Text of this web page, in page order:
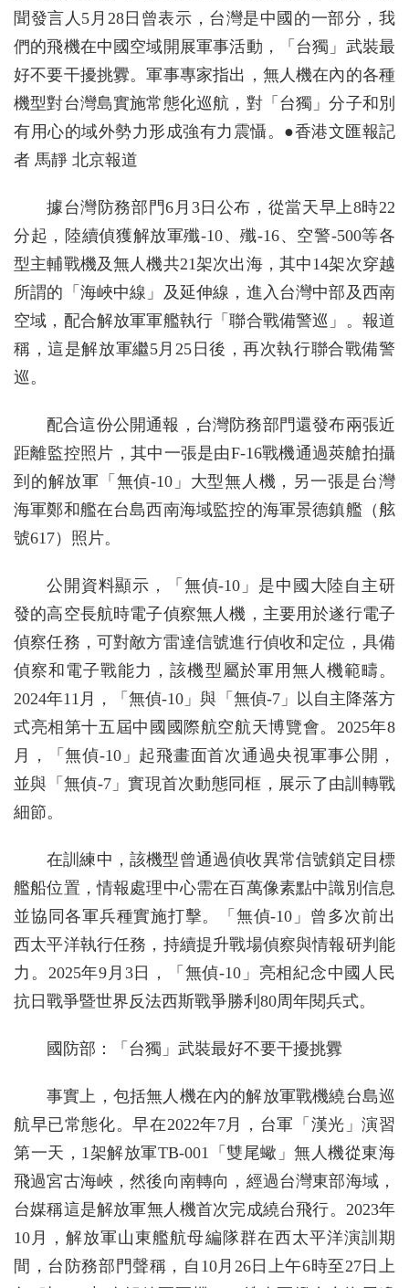
聞發言人5月28日曾表示，台灣是中國的一部分，我
們的飛機在中國空域開展軍事活動，「台獨」武裝最
好不要干擾挑釁。軍事專家指出，無人機在內的各種
機型對台灣島實施常態化巡航，對「台獨」分子和別
有用心的域外勢力形成強有力震懾。●香港文匯報記
者 馬靜 北京報道
據台灣防務部門6月3日公布，從當天早上8時22
分起，陸續偵獲解放軍殲-10、殲-16、空警-500等各
型主輔戰機及無人機共21架次出海，其中14架次穿越
所謂的「海峽中線」及延伸線，進入台灣中部及西南
空域，配合解放軍軍艦執行「聯合戰備警巡」。報道
稱，這是解放軍繼5月25日後，再次執行聯合戰備警
巡。
配合這份公開通報，台灣防務部門還發布兩張近
距離監控照片，其中一張是由F-16戰機通過莢艙拍攝
到的解放軍「無偵-10」大型無人機，另一張是台灣
海軍鄭和艦在台島西南海域監控的海軍景德鎮艦（舷
號617）照片。
公開資料顯示，「無偵-10」是中國大陸自主研
發的高空長航時電子偵察無人機，主要用於遂行電子
偵察任務，可對敵方雷達信號進行偵收和定位，具備
偵察和電子戰能力，該機型屬於軍用無人機範疇。
2024年11月，「無偵-10」與「無偵-7」以自主降落方
式亮相第十五屆中國國際航空航天博覽會。2025年8
月，「無偵-10」起飛畫面首次通過央視軍事公開，
並與「無偵-7」實現首次動態同框，展示了由訓轉戰
細節。
在訓練中，該機型曾通過偵收異常信號鎖定目標
艦船位置，情報處理中心需在百萬像素點中識別信息
並協同各軍兵種實施打擊。「無偵-10」曾多次前出
西太平洋執行任務，持續提升戰場偵察與情報研判能
力。2025年9月3日，「無偵-10」亮相紀念中國人民
抗日戰爭暨世界反法西斯戰爭勝利80周年閱兵式。
國防部：「台獨」武裝最好不要干擾挑釁
事實上，包括無人機在內的解放軍戰機繞台島巡
航早已常態化。早在2022年7月，台軍「漢光」演習
第一天，1架解放軍TB-001「雙尾蠍」無人機從東海
飛過宮古海峽，然後向南轉向，經過台灣東部海域，
台媒稱這是解放軍無人機首次完成繞台飛行。2023年
10月，解放軍山東艦航母編隊群在西太平洋演訓期
間，台防務部門聲稱，自10月26日上午6時至27日上